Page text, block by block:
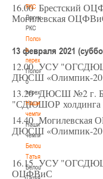
РКС
Документы
РКС
Положение
о
переходах
Положение
о
переходах
Наши
чемпионы
Наши
чемпионы
Белошапко
Татьяна
Белошапко
Татьяна
16.00
Могилевская
13 февраля 2021
12.00 УСУ
ДЮСШ «Олимпик-
13.20 ДЮСШ
"СДЮШОР холдинга
14.40
ДЮСШ «Олимпик-
16.15 УСУ
ОЦФВиС